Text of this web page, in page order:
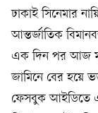
ঢাকাই সিনেমার
আন্তর্জাতিক
এক দিন পর আজ
জামিনে বের হয়ে
ফেসবুক আইডিতে